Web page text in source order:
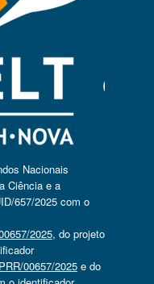
Nacionais
Ciência e a
657/2025 com o
2025, do projeto
00657/2025e do